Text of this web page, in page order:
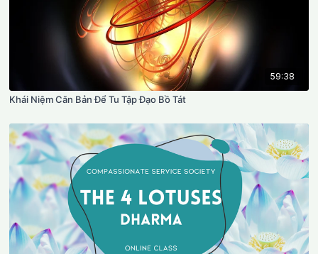
59:38
Khái Niệm Căn Bản Để Tu Tập Đạo Bồ Tát